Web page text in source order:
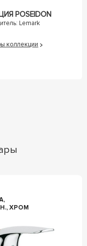
POSEIDON
Lemark
коллекции
ХРОМ